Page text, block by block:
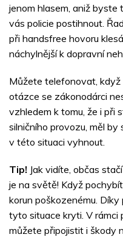
jenom hlasem, aniž byste
vás policie postihnout.
při handsfree hovoru
náchylnější k dopravní
Můžete telefonovat,
otázce se zákonodárci
vzhledem k tomu, že i při
silničního provozu, měl
v této situaci vyhnout.
Tip! Jak vidíte, občas
je na světě! Když
korun poškozenému.
tyto situace kryti. V rámci
můžete připojistit i škody